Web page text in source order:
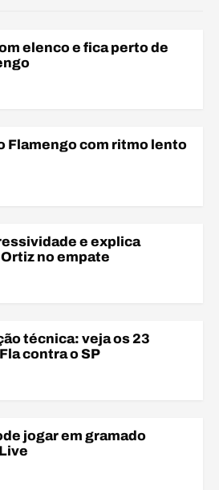
elenco e fica perto de
Flamengo com ritmo lento
e explica
no empate
técnica: veja os 23
contra o SP
jogar em gramado